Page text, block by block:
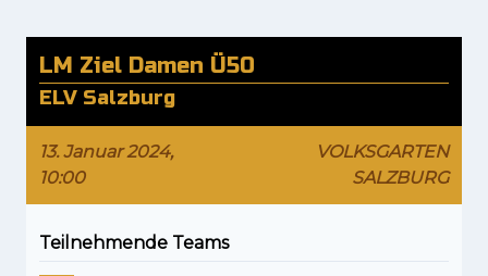
LM Ziel Damen Ü50
ELV Salzburg
13. Januar 2024,
10:00
VOLKSGARTEN
SALZBURG
Teilnehmende Teams